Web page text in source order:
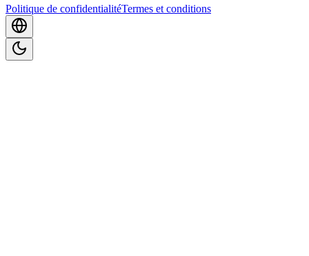
Politique de confidentialitéTermes et conditions